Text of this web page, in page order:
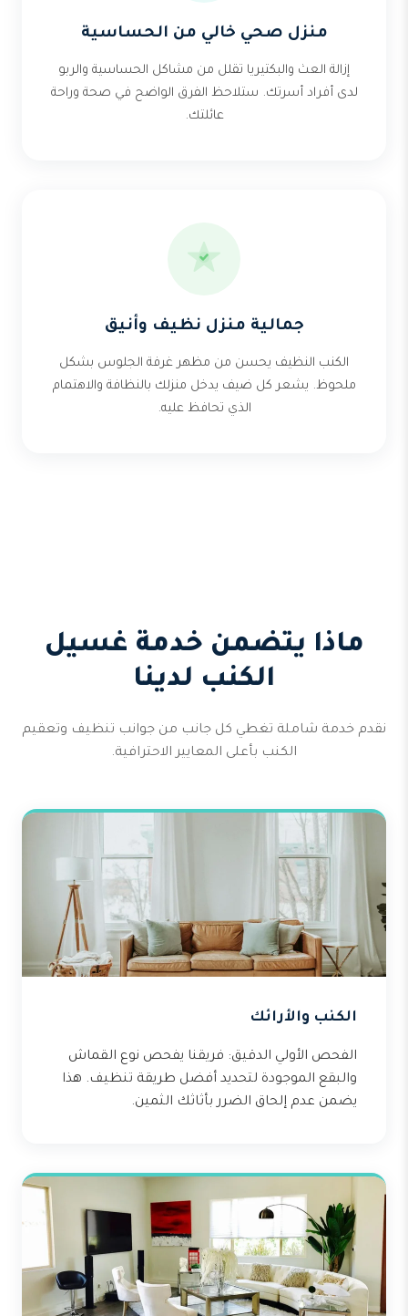
منزل صحي خالي من الحساسية
إزالة العث والبكتيريا تقلل من مشاكل الحساسية والربو
لدى أفراد أسرتك. ستلاحظ الفرق الواضح في صحة وراحة
عائلتك.
جمالية منزل نظيف وأنيق
الكنب النظيف يحسن من مظهر غرفة الجلوس بشكل
ملحوظ. يشعر كل ضيف يدخل منزلك بالنظافة والاهتمام
الذي تحافظ عليه.
ماذا يتضمن خدمة غسيل
الكنب لدينا
نقدم خدمة شاملة تغطي كل جانب من جوانب تنظيف وتعقيم
الكنب بأعلى المعايير الاحترافية.
الكنب والأرائك
الفحص الأولي الدقيق: فريقنا يفحص نوع القماش
والبقع الموجودة لتحديد أفضل طريقة تنظيف. هذا
يضمن عدم إلحاق الضرر بأثاثك الثمين.